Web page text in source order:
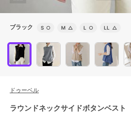
ブラック S ○ M △ L ○ LL △
ドゥーベル
ラウンドネックサイドボタンベスト